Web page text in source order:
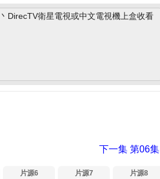
DirecTV衛星電視或中文電視機上盒收看
下一集第06集
片源6
片源7
片源8